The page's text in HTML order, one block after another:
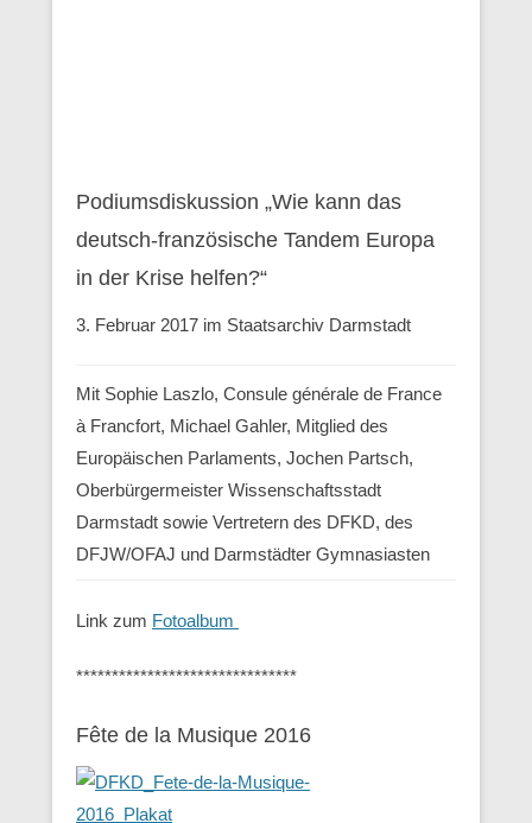
Podiumsdiskussion „Wie kann das
deutsch-französische Tandem Europa
in der Krise helfen?“
3. Februar 2017 im Staatsarchiv Darmstadt
Mit Sophie Laszlo, Consule générale de France
à Francfort, Michael Gahler, Mitglied des
Europäischen Parlaments, Jochen Partsch,
Oberbürgermeister Wissenschaftsstadt
Darmstadt sowie Vertretern des DFKD, des
DFJW/OFAJ und Darmstädter Gymnasiasten
Link zum Fotoalbum
*******************************
Fête de la Musique 2016